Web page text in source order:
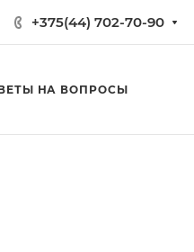
+375(44) 702-70-90
НА ВОПРОСЫ